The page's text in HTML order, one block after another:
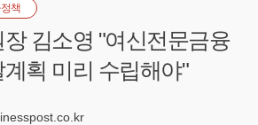
책
김소영 "여신전문금융
획 미리 수립해야"